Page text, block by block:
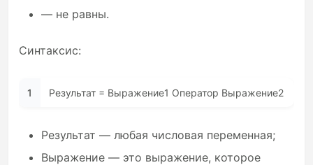
— не равны.
Синтаксис:
1 Результат = Выражение1 Оператор Выражение2
Результат — любая числовая переменная;
Выражение — это выражение, которое